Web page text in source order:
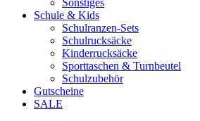
Sonstiges
Schule & Kids
Schulranzen-Sets
Schulrucksäcke
Kinderrucksäcke
Sporttaschen & Turnbeutel
Schulzubehör
Gutscheine
SALE